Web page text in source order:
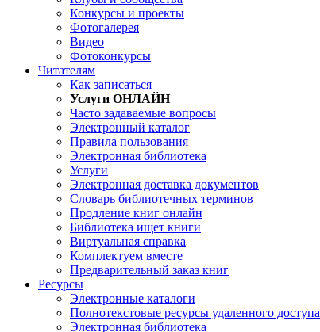
Конкурсы и проекты
Фотогалерея
Видео
Фотоконкурсы
Читателям
Как записаться
Услуги ОНЛАЙН
Часто задаваемые вопросы
Электронный каталог
Правила пользования
Электронная библиотека
Услуги
Электронная доставка документов
Словарь библиотечных терминов
Продление книг онлайн
Библиотека ищет книги
Виртуальная справка
Комплектуем вместе
Предварительный заказ книг
Ресурсы
Электронные каталоги
Полнотекстовые ресурсы удаленного доступа
Электронная библиотека